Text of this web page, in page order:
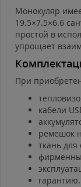
Монокуляр
19.5×7.5×6.6
простой в
упрощает
При
кабели
ремешок
ткань
гарантию.